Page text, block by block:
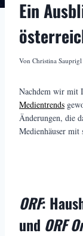
Ein
Von Christina Sauprigl
Nachdem wir mit
Medientrends
Änderungen, die
Medienhäuser mit
ORF:
und ORF